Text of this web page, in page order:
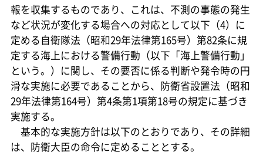
報を収集するものであり、これは、不測の事態の発生
など状況が変化する場合への対応として以下（4）に
定める自衛隊法（昭和29年法律第165号）第82条に規
定する海上における警備行動（以下「海上警備行動」
という。）に関し、その要否に係る判断や発令時の円
滑な実施に必要であることから、防衛省設置法（昭和
29年法律第164号）第4条第1項第18号の規定に基づき
実施する。
基本的な実施方針は以下のとおりであり、その詳細
は、防衛大臣の命令に定めることとする。